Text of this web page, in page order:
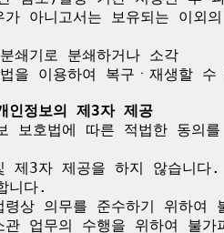
아니고서는 보유되는 이외
정보의 제3자 제공
호법에 따른 적법한 동의를
제3자 제공을 하지 않습니다.
니다.
상 의무를 준수하기 위하여
업무의 수행을 위하여 불가